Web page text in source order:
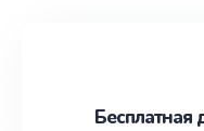
обслуживание,
наилучшим
Бесплатная